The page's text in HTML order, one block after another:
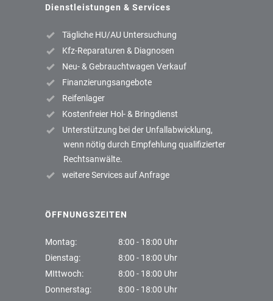
Dienstleistungen & Services
Tägliche HU/AU Untersuchung
Kfz-Reparaturen & Diagnosen
Neu- & Gebrauchtwagen Verkauf
Finanzierungsangebote
Reifenlager
Kostenfreier Hol- & Bringdienst
Unterstützung bei der Unfallabwicklung,
wenn nötig durch Empfehlung qualifizierter
Rechtsanwälte.
weitere Services auf Anfrage
ÖFFNUNGSZEITEN
Montag:
8:00 - 18:00 Uhr
Dienstag:
8:00 - 18:00 Uhr
MIttwoch:
8:00 - 18:00 Uhr
Donnerstag:
8:00 - 18:00 Uhr